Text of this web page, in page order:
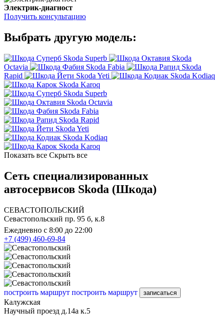
Электрик-диагност
Получить консультацию
Выбрать другую модель:
Skoda Superb
Skoda
Octavia
Skoda Fabia
Skoda
Rapid
Skoda Yeti
Skoda Kodiaq
Skoda Karoq
Skoda Superb
Skoda Octavia
Skoda Fabia
Skoda Rapid
Skoda Yeti
Skoda Kodiaq
Skoda Karoq
Показать все Скрыть все
Сеть специализированных
автосервисов Skoda (Шкода)
СЕВАСТОПОЛЬСКИЙ
Севастопольский пр. 95 б, к.8
Ежедневно с 8:00 до 22:00
+7 (499) 460-69-84
построить маршрут построить маршрут записаться
Калужская
Научный проезд д.14а к.5